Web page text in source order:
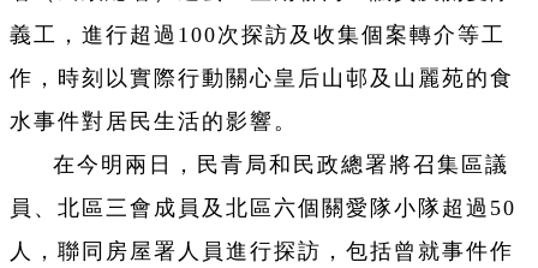
義工，進行超過100次探訪及收集個案轉介等工
作，時刻以實際行動關心皇后山邨及山麗苑的食
水事件對居民生活的影響。
在今明兩日，民青局和民政總署將召集區議
員、北區三會成員及北區六個關愛隊小隊超過50
人，聯同房屋署人員進行探訪，包括曾就事件作